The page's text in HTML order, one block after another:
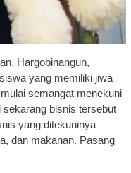
Hargobinangun,
yang memiliki jiwa
semangat menekuni
bisnis tersebut
yang ditekuninya
dan makanan. Pasang